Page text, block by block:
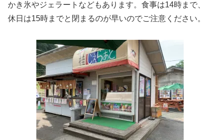
かき氷やジェラートなどもあります。食事は14時まで、
休日は15時までと閉まるのが早いのでご注意ください。